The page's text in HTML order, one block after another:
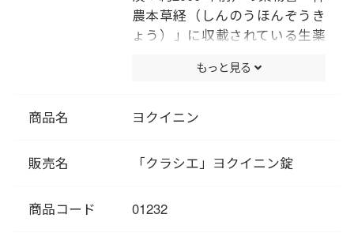
農本草経（しんのうほんぞうき
ょう）」に収載されている生薬
「命を養う」とされる「上薬」
ン」は古くから食用としても宮
美容にも使われてきました。 肌
の新陳代謝の低下による荒れに
乱れて化粧ノリが悪くなった方
もっと見る
商品名 ヨクイニン
販売名 「クラシエ」ヨクイニン錠
商品コード 01232